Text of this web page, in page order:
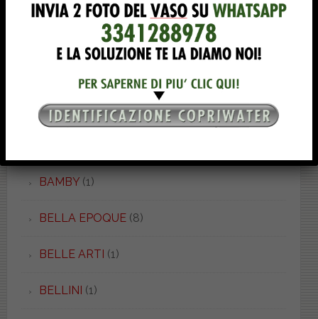
BAIA(1)
BAMBY(1)
BELLA EPOQUE(8)
BELLE ARTI (1)
BELLINI (1)